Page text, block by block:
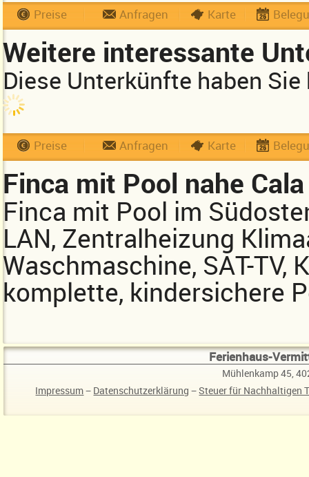
Preise Anfragen Karte
Weitere interessante
Diese Unterkünfte haben
Preise Anfragen Karte
Finca mit Pool nahe Cala
Finca mit Pool im
LAN, Zentralheizung
Waschmaschine, SAT-
komplette, kindersichere
Ferienhaus-
Mühlenkamp 45,
Impressum− Datenschutzerklärung −Steuer für Nachhaltigen